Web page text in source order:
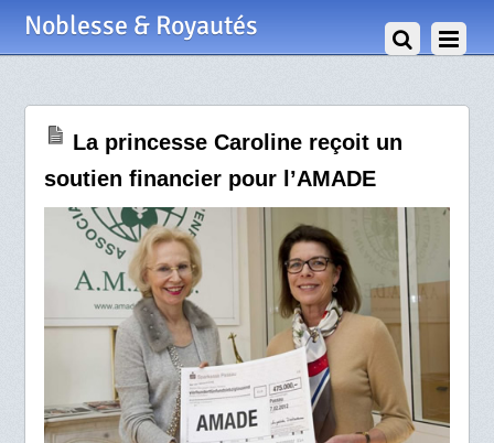
Noblesse & Royautés
La princesse Caroline reçoit un
soutien financier pour l’AMADE